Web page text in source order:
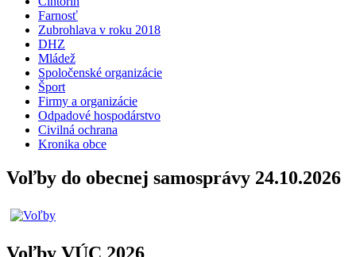
Farnosť
Zubrohlava v roku 2018
DHZ
Mládež
Spoločenské organizácie
Šport
Firmy a organizácie
Odpadové hospodárstvo
Civilná ochrana
Kronika obce
Voľby do obecnej samosprávy 24.10.2026